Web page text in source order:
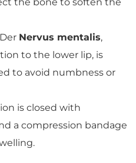
Der Nervus mentalis,
to the lower lip, is
to avoid numbness or
is closed with
a compression bandage